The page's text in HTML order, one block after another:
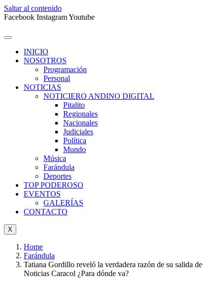
Saltar al contenido
Facebook InstagramYoutube
INICIO
NOSOTROS
Programación
Personal
NOTICIAS
NOTICIERO ANDINO DIGITAL
Pitalito
Regionales
Nacionales
Judiciales
Política
Mundo
Música
Farándula
Deportes
TOP PODEROSO
EVENTOS
GALERÍAS
CONTACTO
X
Home
Farándula
Tatiana Gordillo reveló la verdadera razón de su salida de
Noticias Caracol ¿Para dónde va?